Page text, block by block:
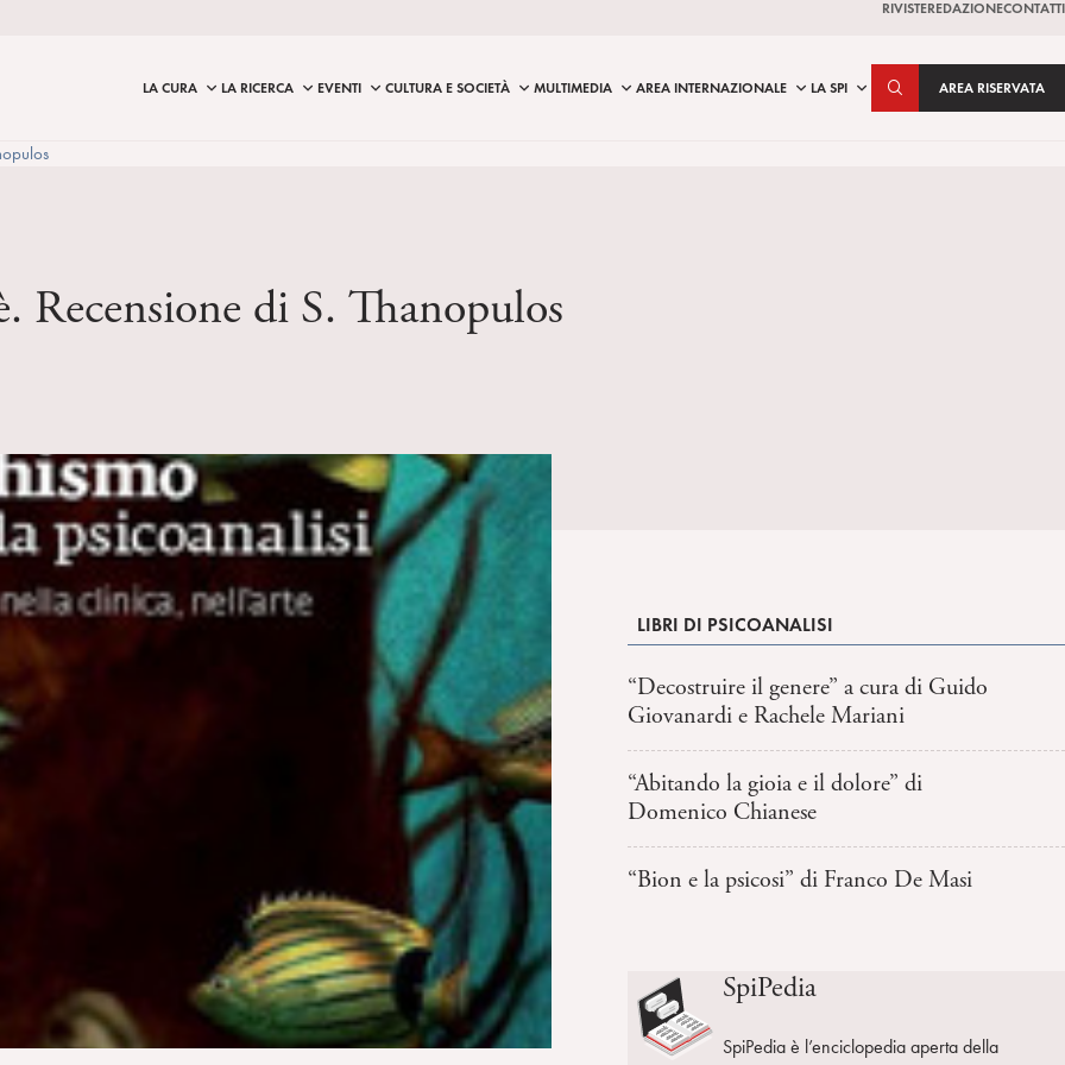
RIVISTEREDAZIONECONTATTI
LA CURA LA RICERCA EVENTI CULTURA E SOCIETÀ MULTIMEDIA AREA INTERNAZIONALE LA SPI AREA RISERVATA
Recensione di S. Thanopulos
LIBRI DI PSICOANALISI
“Decostruire il genere” a cura di Guido
Giovanardi e Rachele Mariani
“Abitando la gioia e il dolore” di
Domenico Chianese
“Bion e la psicosi” di Franco De Masi
SpiPedia
SpiPedia è l’enciclopedia aperta della